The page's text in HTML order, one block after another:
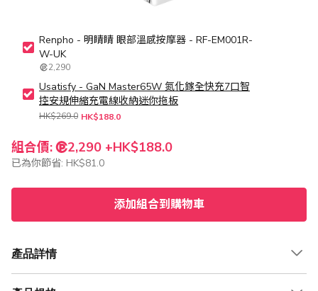
組合價: 2,290 +HK$188.0
已為你節省: HK$81.0
添加組合到購物車
Renpho - 明睛睛 眼部溫感按摩器 - RF-EM001R-
W-UK
2,290
Usatisfy - GaN Master65W 氮化鎵全快充7口智
控安規伸縮充電線收納迷你拖板
HK$269.0 HK$188.0
產品詳情